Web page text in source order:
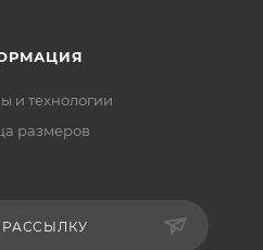
и технологии
размеров